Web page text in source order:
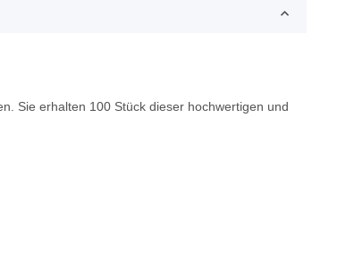
Sie erhalten 100 Stück dieser hochwertigen und